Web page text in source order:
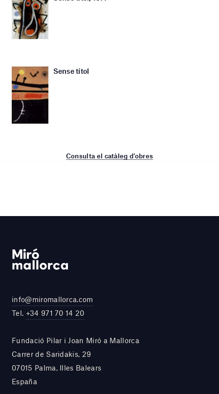
Sense títol
Consulta el catàleg d’obres
info@miromallorca.com
Tel. +34 971 70 14 20
Fundació Pilar i Joan Miró a Mallorca
Carrer de Saridakis, 29
07015 Palma, Illes Balears
España